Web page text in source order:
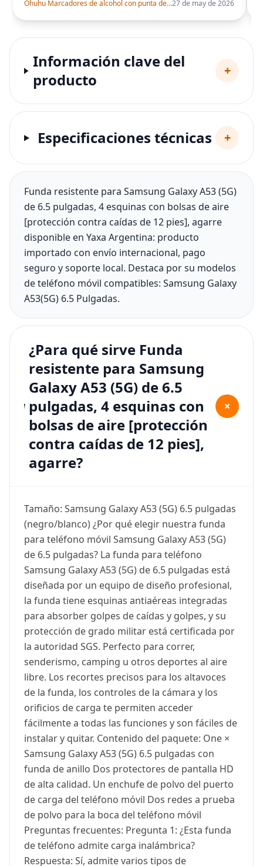
Ohuhu Marcadores de alcohol con punta de pincel – Juego de marcadores artísticos de doble punta con certificación AP para artistas adultos27 de may de 2026
Información clave del
producto
+
Especificaciones técnicas +
Funda resistente para Samsung Galaxy A53 (5G)
de 6.5 pulgadas, 4 esquinas con bolsas de aire
[protección contra caídas de 12 pies], agarre
disponible en Yaxa Argentina: producto
importado con envío internacional, pago
seguro y soporte local. Destaca por su modelos
de teléfono móvil compatibles: Samsung Galaxy
A53(5G) 6.5 Pulgadas.
¿Para qué sirve Funda
resistente para Samsung
Galaxy A53 (5G) de 6.5
pulgadas, 4 esquinas con
bolsas de aire [protección
contra caídas de 12 pies],
agarre?
+
Tamaño: Samsung Galaxy A53 (5G) 6.5 pulgadas
(negro/blanco) ¿Por qué elegir nuestra funda
para teléfono móvil Samsung Galaxy A53 (5G)
de 6.5 pulgadas? La funda para teléfono
Samsung Galaxy A53 (5G) de 6.5 pulgadas está
diseñada por un equipo de diseño profesional,
la funda tiene esquinas antiaéreas integradas
para absorber golpes de caídas y golpes, y su
protección de grado militar está certificada por
la autoridad SGS. Perfecto para correr,
senderismo, camping u otros deportes al aire
libre. Los recortes precisos para los altavoces
de la funda, los controles de la cámara y los
orificios de carga te permiten acceder
fácilmente a todas las funciones y son fáciles de
instalar y quitar. Contenido del paquete: One ×
Samsung Galaxy A53 (5G) 6.5 pulgadas con
funda de anillo Dos protectores de pantalla HD
de alta calidad. Un enchufe de polvo del puerto
de carga del teléfono móvil Dos redes a prueba
de polvo para la boca del teléfono móvil
Preguntas frecuentes: Pregunta 1: ¿Esta funda
de teléfono admite carga inalámbrica?
Respuesta: Sí, admite varios tipos de